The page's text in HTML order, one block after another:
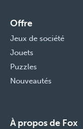
Offre
Jeux de société
Jouets
Puzzles
Nouveautés
À propos de Fox